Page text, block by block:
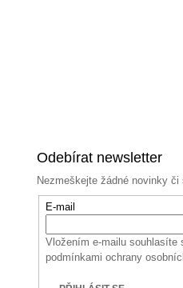
Odebírat newsletter
Nezmeškejte žádné novinky či
E-mail
Vložením e-mailu souhlasíte
podmínkami ochrany